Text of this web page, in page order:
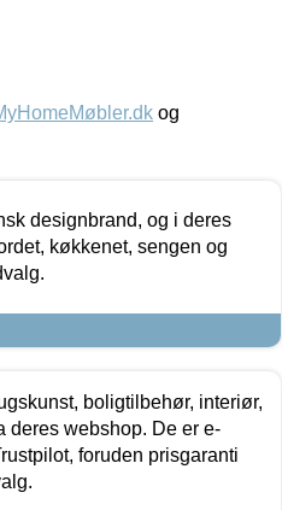
og
designbrand, og i deres
køkkenet, sengen og
boligtilbehør, interiør,
deres webshop. De er e-
foruden prisgaranti